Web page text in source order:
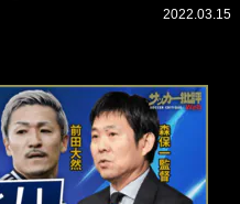
ー」に続く中東の「オイルマ
2022.03.15